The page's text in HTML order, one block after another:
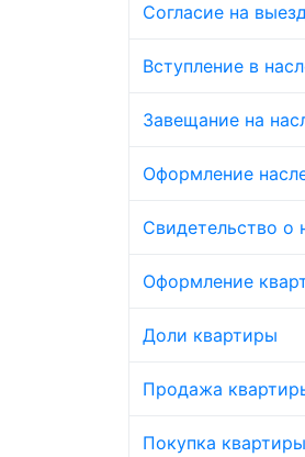
Согласие на
Вступление в
Завещание на
Оформление
Свидетельство о
Оформление
Доли квартиры
Продажа
Покупка квартиры